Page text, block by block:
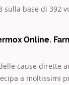
sulla base di 392
Online.
cause dirette
a moltissimi